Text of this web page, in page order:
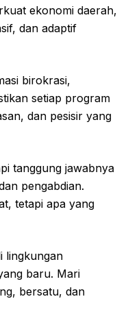
ekonomi daerah,
dan adaptif
birokrasi,
setiap program
dan pesisir yang
tanggung jawabnya
pengabdian.
tetapi apa yang
lingkungan
baru. Mari
bersatu, dan